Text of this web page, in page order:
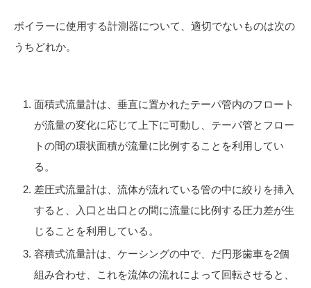
ボイラーに使用する計測器について、適切でないものは次の
うちどれか。
面積式流量計は、垂直に置かれたテーパ管内のフロート
が流量の変化に応じて上下に可動し、テーパ管とフロー
トの間の環状面積が流量に比例することを利用してい
る。
差圧式流量計は、流体が流れている管の中に絞りを挿入
すると、入口と出口との間に流量に比例する圧力差が生
じることを利用している。
容積式流量計は、ケーシングの中で、だ円形歯車を2個
組み合わせ、これを流体の流れによって回転させると、